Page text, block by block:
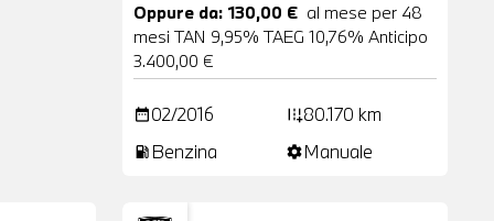
Oppure da: 130,00 € al mese per 48
mesi TAN 9,95% TAEG 10,76% Anticipo
3.400,00 €
date_range02/2016 add_road80.170 km
local_gas_station Benzina settingsManuale